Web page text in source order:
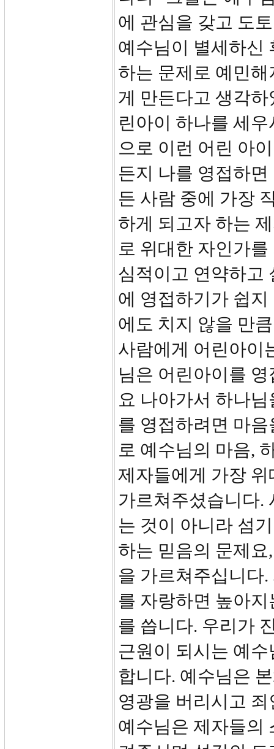
에 관심을 갖고 도
예수님이 별세하신
하는 문제로 예민
게 만든다고 생각
린아이 하나를 세
으로 이런 어린 아
든지 나를 영접하
든 사람 중에 가장
하게 되고자 하는
로 위대한 자인가
심적이고 연약하고
에 영접하기가 쉽
에도 치지 않을 만
사람에게 어린아이
님은 어린아이를
요 나아가서 하나
를 영접하려면 마
로 예수님의 마음,
제자들에게 가장
가르쳐주셨습니다.
는 것이 아니라 섬
하는 믿음의 문제
을 가르쳐주십니다
를 자랑하면 높아
를 씁니다. 우리가
근원이 되시는 예
합니다. 예수님은
영광을 버리시고
예수님은 제자들의